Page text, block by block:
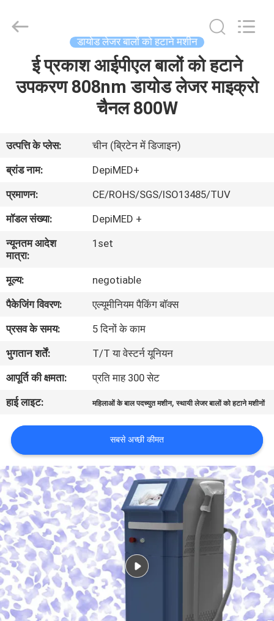
हमारे
बारे
में
कारखाना
भ्रमण
गुणवत्ता
नियंत्रण
साइटमैप
PRIVACY
POLICY
Copyright
Medical
ECER
डायोड लेजर बालों को हटाने मशीन
ई प्रकाश आईपीएल बालों को हटाने
उपकरण 808nm डायोड लेजर माइक्रो
चैनल 800W
उत्पत्ति के प्लेस:
चीन (ब्रिटेन में डिजाइन)
ब्रांड नाम:
DepiMED+
प्रमाणन:
CE/ROHS/SGS/ISO13485/TUV
मॉडल संख्या:
DepiMED +
न्यूनतम आदेश
मात्रा:
1set
मूल्य:
negotiable
पैकेजिंग विवरण:
एल्यूमीनियम पैकिंग बॉक्स
प्रसव के समय:
5 दिनों के काम
भुगतान शर्तें:
T/T या वेस्टर्न यूनियन
आपूर्ति की क्षमता:
प्रति माह 300 सेट
हाई लाइट:
महिलाओं के बाल पदच्युत मशीन,स्थायी लेजर बालों को हटाने मशीनों
सबसे अच्छी कीमत